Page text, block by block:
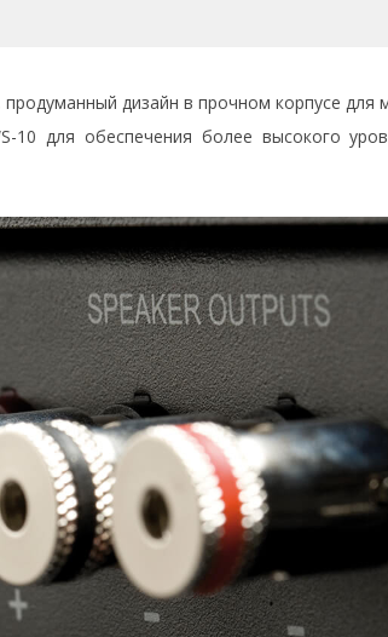
дизайн в прочном корпусе для
для обеспечения более высокого